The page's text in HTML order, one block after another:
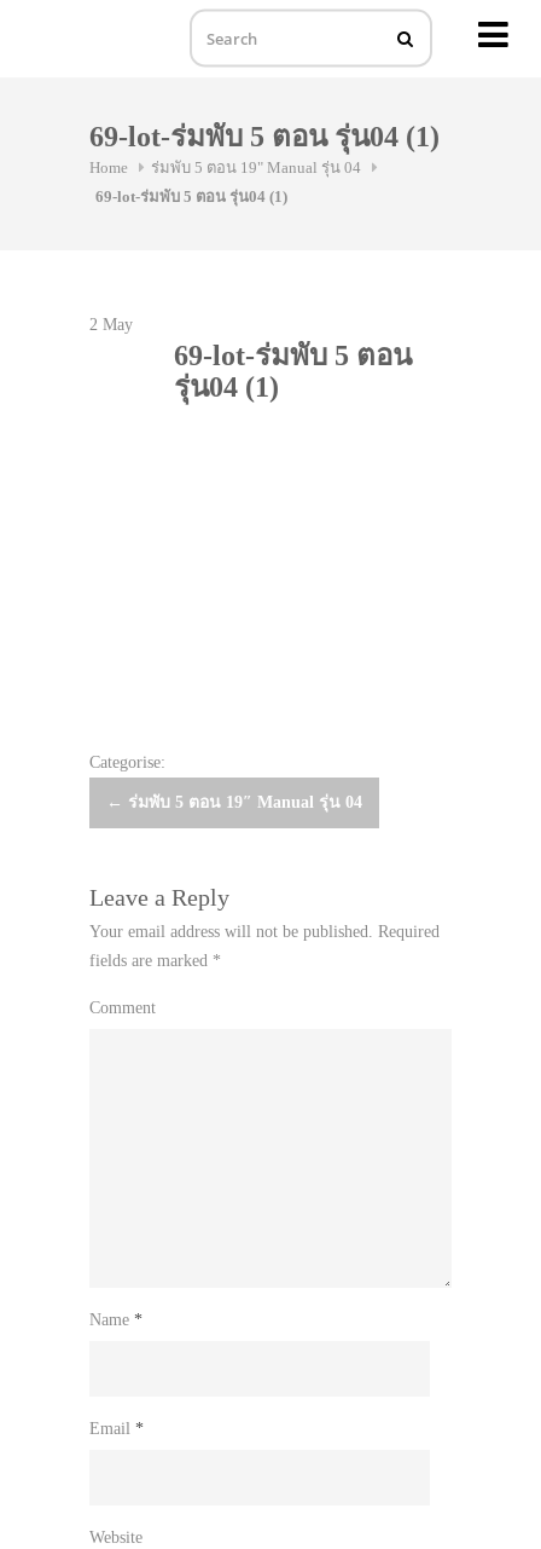
69-lot-ร่มพับ 5 ตอน รุ่น04 (1)
Home
ร่มพับ 5 ตอน 19" Manual รุ่น 04
69-lot-ร่มพับ 5 ตอน รุ่น04 (1)
2 May
69-lot-ร่มพับ 5 ตอน
รุ่น04 (1)
Categorise:
Post
← ร่มพับ 5 ตอน 19″ Manual รุ่น 04
Leave a Reply
Your email address will not be published. Required
fields are marked *
Comment
Name *
Email *
Website